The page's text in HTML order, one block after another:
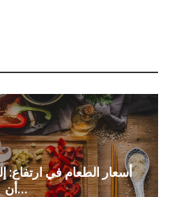
أسعار الطعام في ارتفاع:
أن...